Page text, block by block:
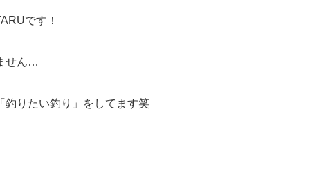
です！
せん…
釣りたい釣り」をしてます笑